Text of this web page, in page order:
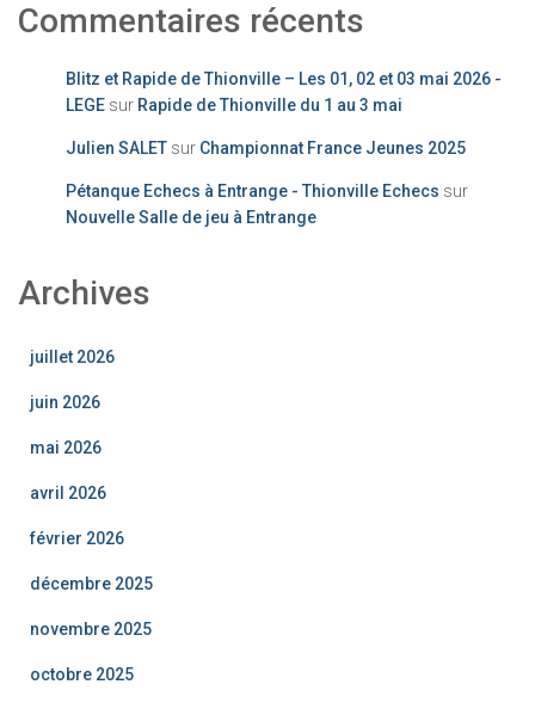
Commentaires récents
Blitz et Rapide de Thionville – Les 01, 02 et 03 mai 2026 -
LEGE sur Rapide de Thionville du 1 au 3 mai
Julien SALET sur Championnat France Jeunes 2025
Pétanque Echecs à Entrange - Thionville Echecs sur
Nouvelle Salle de jeu à Entrange
Archives
juillet 2026
juin 2026
mai 2026
avril 2026
février 2026
décembre 2025
novembre 2025
octobre 2025